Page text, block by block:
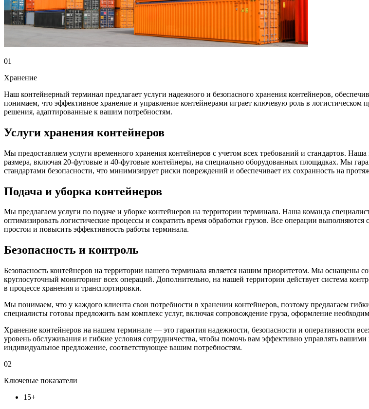
01
Хранение
Наш контейнерный терминал предлагает услуги надежного и безопасного хранения контейнеров,
понимаем, что эффективное хранение и управление контейнерами играет ключевую роль в
решения, адаптированные к вашим потребностям.
Услуги хранения контейнеров
Мы предоставляем услуги временного хранения контейнеров с учетом всех требований и стандартов.
размера, включая 20-футовые и 40-футовые контейнеры, на специально оборудованных площадках. Мы
стандартами безопасности, что минимизирует риски повреждений и обеспечивает их сохранность на
Подача и уборка контейнеров
Мы предлагаем услуги по подаче и уборке контейнеров на территории терминала. Наша команда
оптимизировать логистические процессы и сократить время обработки грузов. Все операции
простои и повысить эффективность работы терминала.
Безопасность и контроль
Безопасность контейнеров на территории нашего терминала является нашим приоритетом. Мы оснащены
круглосуточный мониторинг всех операций. Дополнительно, на нашей территории действует система
в процессе хранения и транспортировки.
Мы понимаем, что у каждого клиента свои потребности в хранении контейнеров, поэтому предлагаем
специалисты готовы предложить вам комплекс услуг, включая сопровождение груза, оформление
Хранение контейнеров на нашем терминале — это гарантия надежности, безопасности и оперативности
уровень обслуживания и гибкие условия сотрудничества, чтобы помочь вам эффективно управлять
индивидуальное предложение, соответствующее вашим потребностям.
02
Ключевые показатели
15+